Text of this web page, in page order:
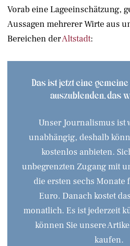
Vorab eine Lageeinschätzung,
Aussagen mehrerer Wirte aus
Bereichen derAltstadt:
Das ist jetzt eine gemeine
auszublenden, das
Unser Journalismus ist
unabhängig, deshalb
kostenlos anbieten.
unbegrenzten Zugang mit
die ersten sechs Monate
Euro. Danach kostet
monatlich. Es ist jederzeit
können Sie unsere
kaufen.